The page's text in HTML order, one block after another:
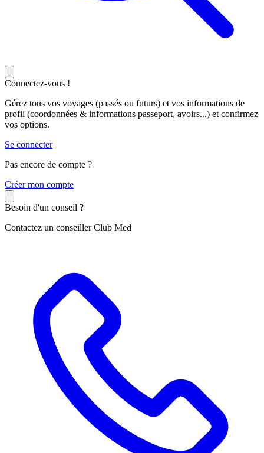
Connectez-vous !
Gérez tous vos voyages (passés ou futurs) et vos informations de
profil (coordonnées & informations passeport, avoirs...) et confirmez
vos options.
Se connecter
Pas encore de compte ?
Créer mon compte
Besoin d'un conseil ?
Contactez un conseiller Club Med